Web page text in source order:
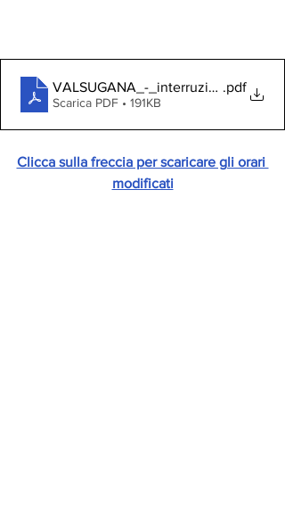
VALSUGANA_- .pdf
Scarica PDF • 191KB
Clicca sulla freccia per scaricare gli orari
modificati